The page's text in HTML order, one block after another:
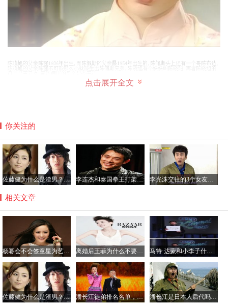
陈晓旭为什么得乳腺癌不治疗
据了解陈晓旭之所以不治疗乳腺癌有两个主要因素
点击展开全文
你关注的
佐藤健为什么是渣男？佐藤健叫砂糖的原因由来 李连杰和泰国拳王打架视频，泰拳实战能力厉害吗？ 李光洙交往的3个女友都有谁？李光洙最好看的电视名单
相关文章
杨幂会不会签童星为艺人？杨幂工作室旗下艺人名单 离婚后王菲为什么不要李嫣？王菲喝酒导致李嫣兔唇真相 马特·达蒙和小李子什么关系？马特达蒙和鸡毛的矛盾揭秘
佐藤健为什么是渣男？佐藤健叫砂糖的原因由来 潘长江徒弟排名名单，潘长江是谁的徒弟？ 潘长江是日本人后代吗？潘长江的儿子叫潘朝？